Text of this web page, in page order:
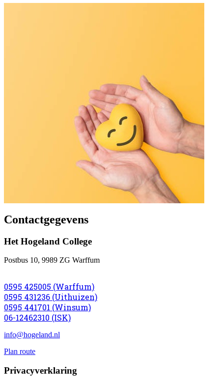
Contactgegevens
Het Hogeland College
Postbus 10, 9989 ZG Warffum
0595 425005 (Warffum)
0595 431236 (Uithuizen)
0595 441701 (Winsum)
06-12462310 (ISK)
info@hogeland.nl
Plan route
Privacyverklaring